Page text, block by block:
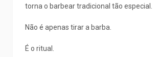
torna o barbear tradicional tão especial.
Não é apenas tirar a barba.
É o ritual.